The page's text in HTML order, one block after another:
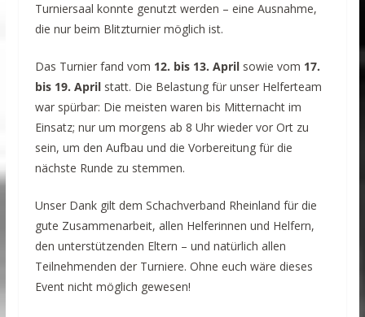
Turniersaal konnte genutzt werden – eine Ausnahme,
die nur beim Blitzturnier möglich ist.
Das Turnier fand vom 12. bis 13. Aprilsowie vom 17.
bis 19. Aprilstatt. Die Belastung für unser Helferteam
war spürbar: Die meisten waren bis Mitternacht im
Einsatz; nur um morgens ab 8 Uhr wieder vor Ort zu
sein, um den Aufbau und die Vorbereitung für die
nächste Runde zu stemmen.
Unser Dank gilt dem Schachverband Rheinland für die
gute Zusammenarbeit, allen Helferinnen und Helfern,
den unterstützenden Eltern – und natürlich allen
Teilnehmenden der Turniere. Ohne euch wäre dieses
Event nicht möglich gewesen!